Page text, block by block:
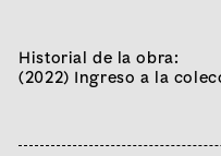
Historial de la obra:
(2022) Ingreso a la